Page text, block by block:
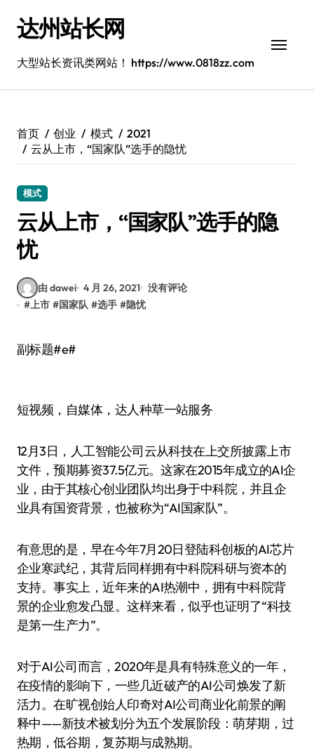
达州站长网
大型站长资讯类网站！ https://www.0818zz.com
首页 创业 模式
2021
云从上市，“国家队”选手的隐忧
模式
云从上市，“国家队”选手的隐
忧
由 dawei 4 月 26, 2021 没有评论
#上市 #国家队 #选手 #隐忧
副标题#e#
短视频，自媒体，达人种草一站服务
12月3日，人工智能公司云从科技在上交所披露上市
文件，预期募资37.5亿元。这家在2015年成立的AI企
业，由于其核心创业团队均出身于中科院，并且企
业具有国资背景，也被称为“AI国家队”。
有意思的是，早在今年7月20日登陆科创板的AI芯片
企业寒武纪，其背后同样拥有中科院科研与资本的
支持。事实上，近年来的AI热潮中，拥有中科院背
景的企业愈发凸显。这样来看，似乎也证明了“科技
是第一生产力”。
对于AI公司而言，2020年是具有特殊意义的一年，
在疫情的影响下，一些几近破产的AI公司焕发了新
活力。在旷视创始人印奇对AI公司商业化前景的阐
释中——新技术被划分为五个发展阶段：萌芽期，过
热期，低谷期，复苏期与成熟期。